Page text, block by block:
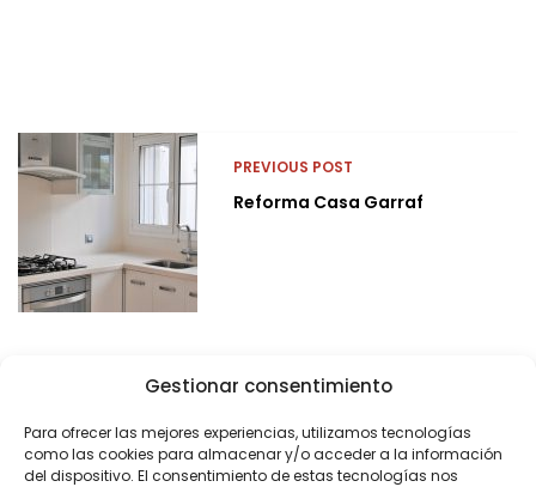
Gestionar consentimiento
Para ofrecer las mejores experiencias, utilizamos tecnologías
como las cookies para almacenar y/o acceder a la información
del dispositivo. El consentimiento de estas tecnologías nos
PREVIOUS POST
Reforma Casa Garraf